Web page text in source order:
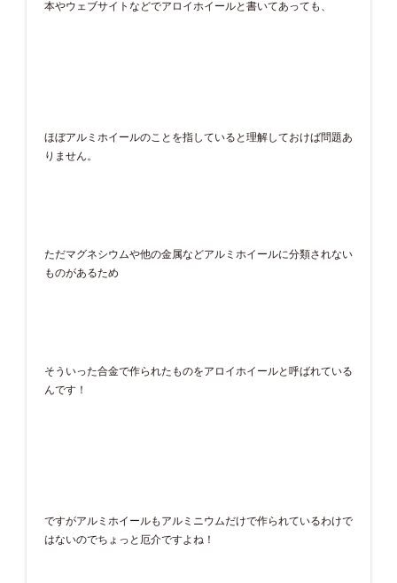
本やウェブサイトなどでアロイホイールと書いてあっても、
ほぼアルミホイールのことを指していると理解しておけば問題あ
りません。
ただマグネシウムや他の金属などアルミホイールに分類されない
ものがあるため
そういった合金で作られたものをアロイホイールと呼ばれている
んです！
ですがアルミホイールもアルミニウムだけで作られているわけで
はないのでちょっと厄介ですよね！